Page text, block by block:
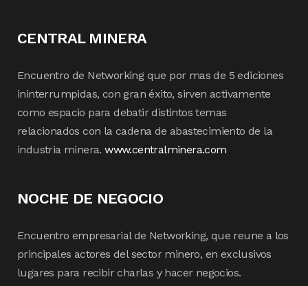
CENTRAL MINERA
Encuentro de Networking que por mas de 5 ediciones
ininterrumpidas, con gran éxito, sirven activamente
como espacio para debatir distintos temas
relacionados con la cadena de abastecimiento de la
industria minera.www.centralminera.com
NOCHE DE NEGOCIO
Encuentro empresarial de Networking, que reune a los
principales actores del sector minero, en exclusivos
lugares para recibir charlas y hacer negocios.